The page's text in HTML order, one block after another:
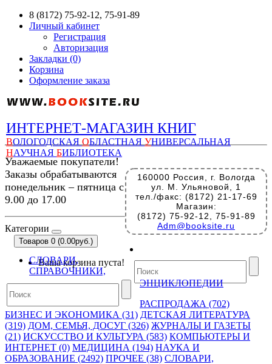
8 (8172) 75-92-12, 75-91-89
Личный кабинет
Регистрация
Авторизация
Закладки (0)
Корзина
Оформление заказа
ИНТЕРНЕТ-МАГАЗИН КНИГ
ВОЛОГОДСКАЯ ОБЛАСТНАЯ УНИВЕРСАЛЬНАЯ
НАУЧНАЯ БИБЛИОТЕКА
160000 Россия, г. Вологда
ул. М. Ульяновой, 1
тел./факс: (8172) 21-17-69
Магазин:
(8172) 75-92-12, 75-91-89
Adm@booksite.ru
Уважаемые покупатели!
Заказы обрабатываются
понедельник – пятница с
9.00 до 17.00
Категории
Товаров 0 (0.00руб.)
Ваша корзина пуста!
СЛОВАРИ,
СПРАВОЧНИКИ,
ЭНЦИКЛОПЕДИИ
РАСПРОДАЖА (702)
БИЗНЕС И ЭКОНОМИКА (31) ДЕТСКАЯ ЛИТЕРАТУРА
(319) ДОМ, СЕМЬЯ, ДОСУГ (326) ЖУРНАЛЫ И ГАЗЕТЫ
(21) ИСКУССТВО И КУЛЬТУРА (583) КОМПЬЮТЕРЫ И
ИНТЕРНЕТ (0) МЕДИЦИНА (194) НАУКА И
ОБРАЗОВАНИЕ (2492) ПРОЧЕЕ (38) СЛОВАРИ,